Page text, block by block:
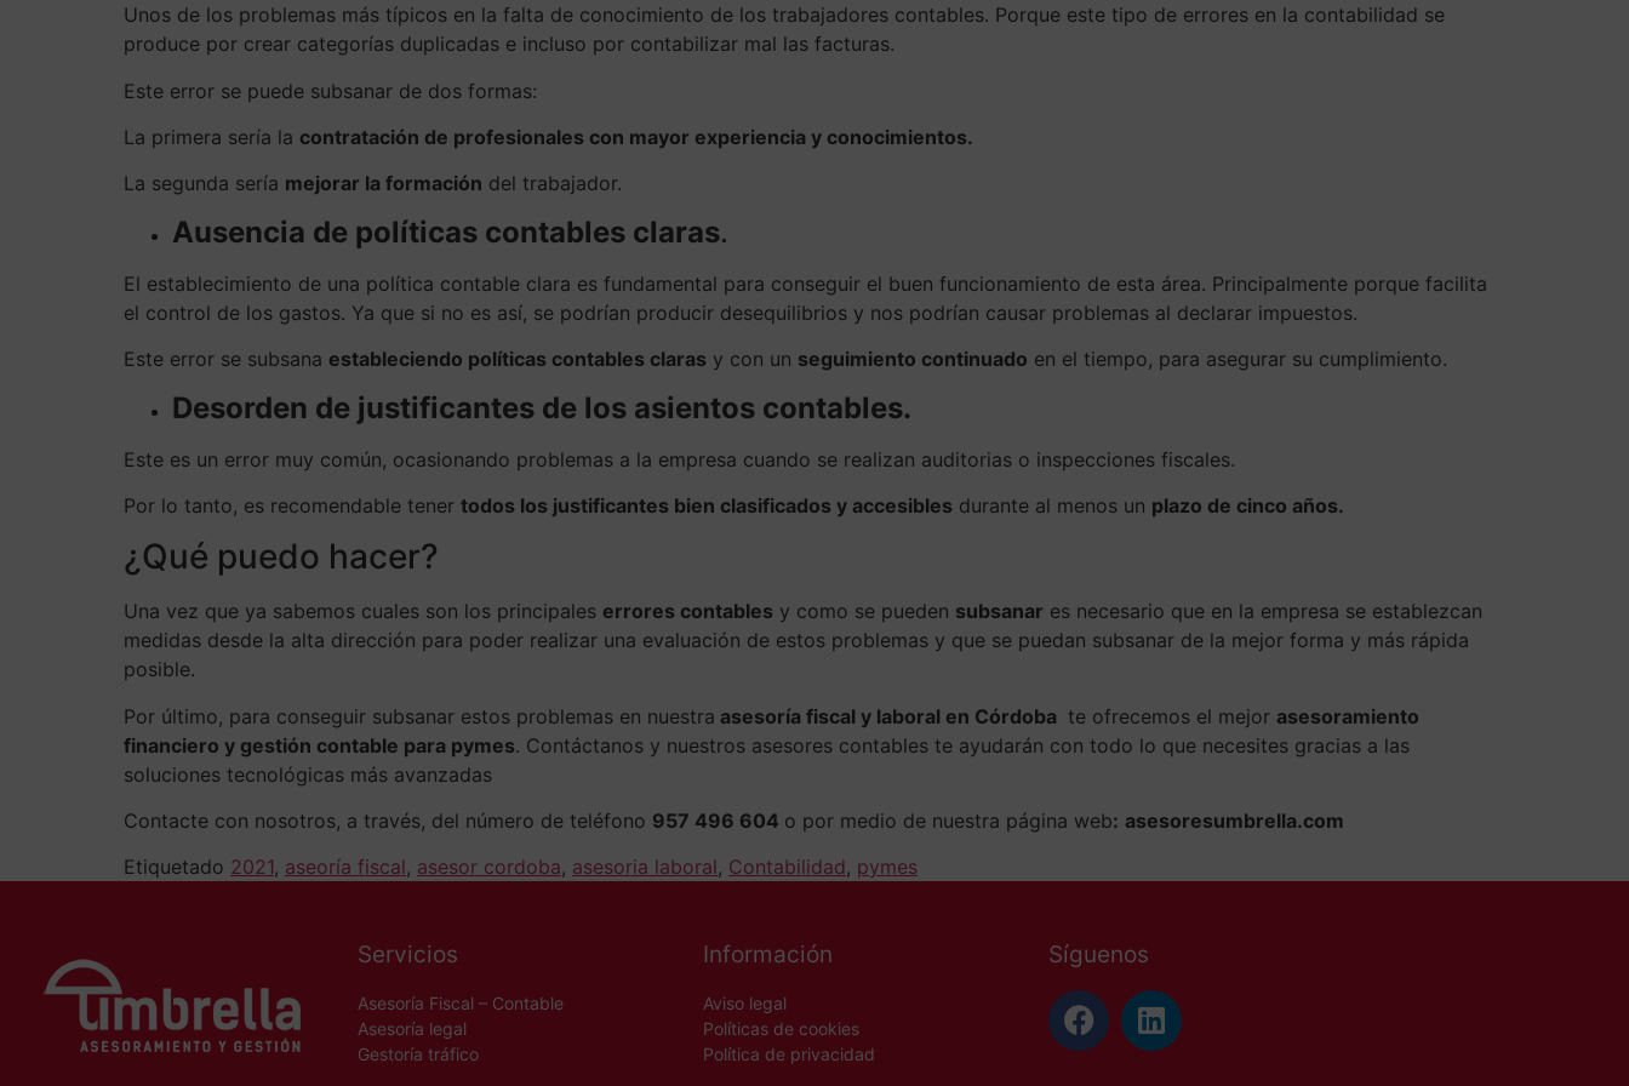
Unos de los problemas más típicos en la falta de conocimiento de los trabajadores contables. Porque este tipo de errores en la contabilidad se
produce por crear categorías duplicadas e incluso por contabilizar mal las facturas.
Este error se puede subsanar de dos formas:
La primera sería la contratación de profesionales con mayor experiencia y conocimientos.
La segunda sería mejorar la formación del trabajador.
Ausencia de políticas contables claras.
El establecimiento de una política contable clara es fundamental para conseguir el buen funcionamiento de esta área. Principalmente porque facilita
el control de los gastos. Ya que si no es así, se podrían producir desequilibrios y nos podrían causar problemas al declarar impuestos.
Este error se subsana estableciendo políticas contables claras y con un seguimiento continuado en el tiempo, para asegurar su cumplimiento.
Desorden de justificantes de los asientos contables.
Este es un error muy común, ocasionando problemas a la empresa cuando se realizan auditorias o inspecciones fiscales.
Por lo tanto, es recomendable tener todos los justificantes bien clasificados y accesibles durante al menos un plazo de cinco años.
¿Qué puedo hacer?
Una vez que ya sabemos cuales son los principales errores contables y como se pueden subsanar es necesario que en la empresa se establezcan
medidas desde la alta dirección para poder realizar una evaluación de estos problemas y que se puedan subsanar de la mejor forma y más rápida
posible.
Por último, para conseguir subsanar estos problemas en nuestra asesoría fiscal y laboral en Córdoba te ofrecemos el mejor asesoramiento
financiero y gestión contable para pymes. Contáctanos y nuestros asesores contables te ayudarán con todo lo que necesites gracias a las
soluciones tecnológicas más avanzadas
Contacte con nosotros, a través, del número de teléfono 957 496 604 o por medio de nuestra página web: asesoresumbrella.com
Etiquetado 2021, aseoría fiscal, asesor cordoba, asesoria laboral, Contabilidad, pymes
Servicios
Asesoría Fiscal – Contable
Asesoría legal
Gestoría tráfico
Información
Aviso legal
Políticas de cookies
Política de privacidad
Síguenos